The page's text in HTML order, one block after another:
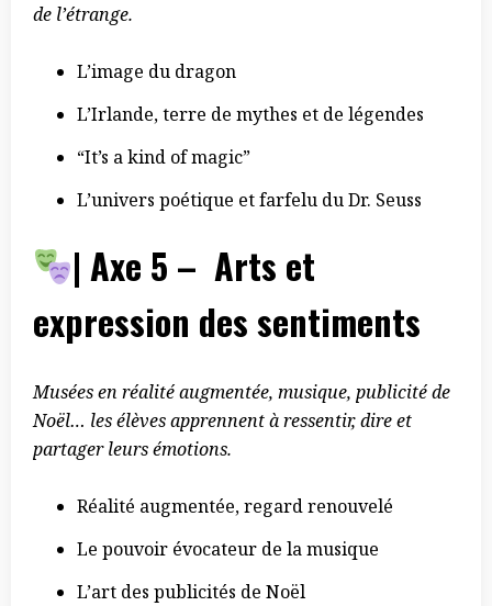
de l’étrange.
L’image du dragon
L’Irlande, terre de mythes et de légendes
“It’s a kind of magic”
L’univers poétique et farfelu du Dr. Seuss
| Axe 5 – Arts et
expression des sentiments
Musées en réalité augmentée, musique, publicité de
Noël… les élèves apprennent à ressentir, dire et
partager leurs émotions.
Réalité augmentée, regard renouvelé
Le pouvoir évocateur de la musique
L’art des publicités de Noël